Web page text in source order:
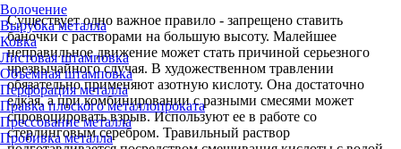
Волочение
Вырубка металла
Ковка
Листовая штамповка
Объёмная штамповка
Перфорация металла
Правка плоского металлопроката
Прессование металла
Пробивка металла
Существует одно важное правило - запрещено ставить
баночки с растворами на большую высоту. Малейшее
неправильное движение может стать причиной серьезного
чрезвычайного случая. В художественном травлении
обязательно применяют азотную кислоту. Она достаточно
едкая, а при комбинировании с разными смесями может
спровоцировать взрыв. Используют ее в работе со
стерлинговым серебром. Травильный раствор